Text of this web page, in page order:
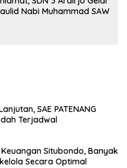
Nabi Muhammad SAW
SAE PATENANG
Terjadwal
Situbondo, Banyak
Secara Optimal